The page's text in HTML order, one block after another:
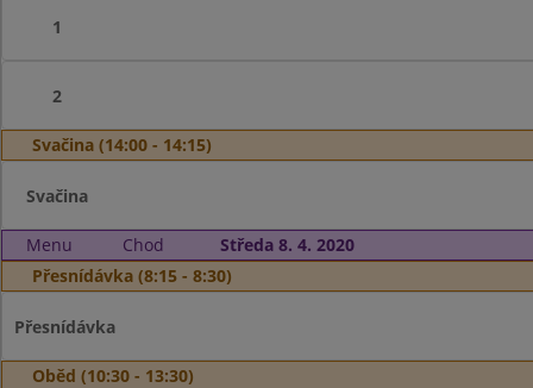
1
2
Svačina (14:00 - 14:15)
Svačina
Menu Chod
Středa 8. 4. 2020
Přesnídávka (8:15 - 8:30)
Přesnídávka
Oběd (10:30 - 13:30)